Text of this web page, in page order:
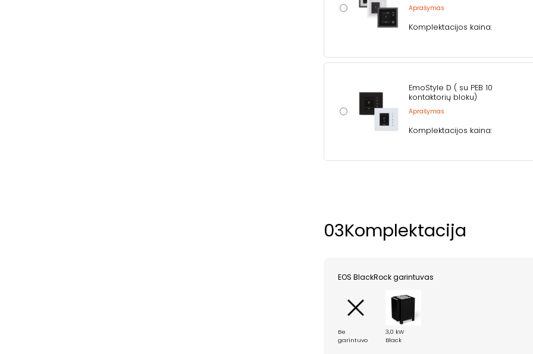
Aprašymas
Komplektacijos kaina:
EmoStyle D ( su PEB 10
kontaktorių bloku)
Aprašymas
Komplektacijos kaina:
03Komplektacija
EOS BlackRock garintuvas
Be
garintuvo
3,0 kW
Black